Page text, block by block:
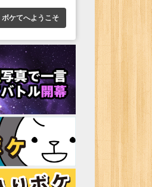
ボケてへようこそ